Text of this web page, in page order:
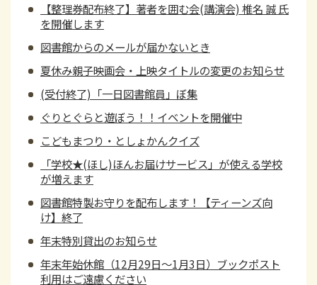
【整理券配布終了】著者を囲む会(講演会) 椎名 誠 氏
を開催します
図書館からのメールが届かないとき
夏休み親子映画会・上映タイトルの変更のお知らせ
(受付終了)「一日図書館員」ぼ集
ぐりとぐらと遊ぼう！！イベントを開催中
こどもまつり・としょかんクイズ
「学校★(ほし)ほんお届けサービス」が使える学校
が増えます
図書館特製お守りを配布します！【ティーンズ向
け】終了
年末特別貸出のお知らせ
年末年始休館（12月29日～1月3日）ブックポスト
利用はご遠慮ください